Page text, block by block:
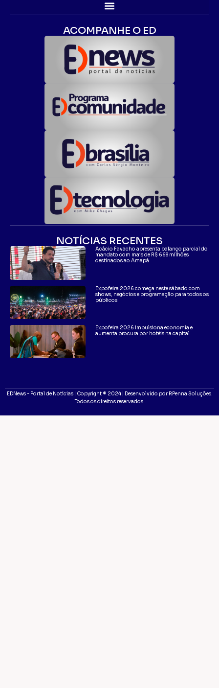
ACOMPANHE O ED
NOTÍCIAS RECENTES
Acácio Favacho apresenta balanço parcial do
mandato com mais de R$ 668 milhões
destinados ao Amapá
Expofeira 2026 começa neste sábado com
shows, negócios e programação para todos os
públicos
Expofeira 2026 impulsiona economia e
aumenta procura por hotéis na capital
EDNews - Portal de Notícias | Copyright ® 2024 | Desenvolvido por RPenna Soluções.
Todos os direitos reservados.